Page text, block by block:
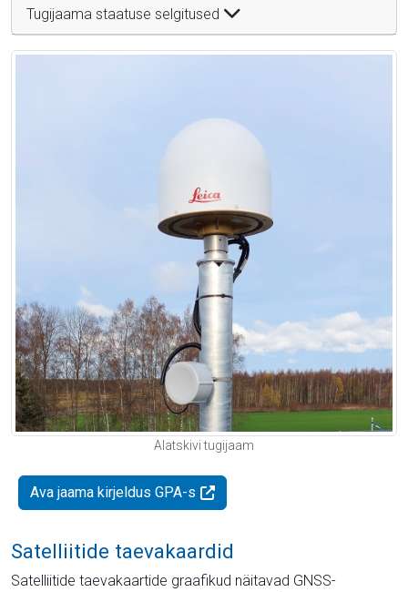
Tugijaama staatuse selgitused
Alatskivi tugijaam
Ava jaama kirjeldus GPA-s
Satelliitide taevakaardid
Satelliitide taevakaartide graafikud näitavad GNSS-